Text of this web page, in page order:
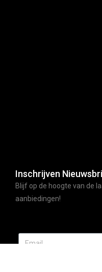
Inschrijven
Blijf op de hoogte van de
aanbiedingen!